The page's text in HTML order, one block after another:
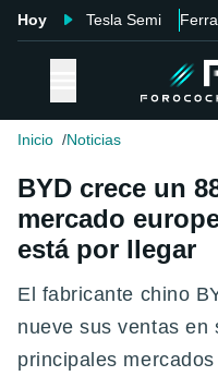
Hoy Tesla Semi
Inicio Noticias
BYD crece un
mercado
está por llegar
El fabricante chino
nueve sus ventas en
principales